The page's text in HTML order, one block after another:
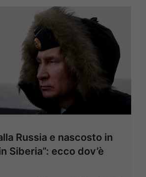
Russia e nascosto in
Siberia”: ecco dov’è